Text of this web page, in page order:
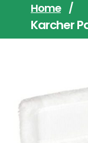
Home /
Karcher